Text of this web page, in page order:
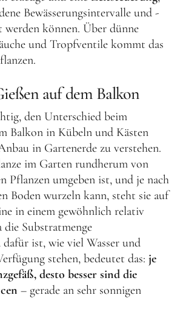
Bewässerungsintervalle und -
werden können. Über dünne
und Tropfventile kommt das
auf dem Balkon
den Unterschied beim
Balkon in Kübeln und Kästen
in Gartenerde zu verstehen.
im Garten rundherum von
Pflanzen umgeben ist, und je nach
Boden wurzeln kann, steht sie auf
in einem gewöhnlich relativ
Substratmenge
dafür ist, wie viel Wasser und
stehen, bedeutet das: je
desto besser sind die
– gerade an sehr sonnigen